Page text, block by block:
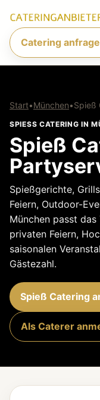
Catering
Start•München•Spieß
SPIESS CATERING IN
Spieß
Spießgerichte,
Feiern, Outdoor-
München passt das
privaten Feiern,
saisonalen
Gästezahl.
Spieß Catering
Als Caterer